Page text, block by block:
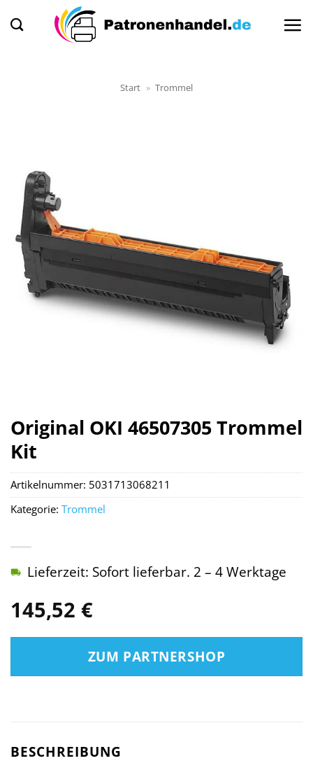
Inhalt
Start » Trommel
Original OKI 46507305 Trommel
Kit
145,52 €
Lieferzeit: Sofort lieferbar. 2 – 4 Werktage
ZUM PARTNERSHOP
Artikelnummer: 5031713068211
Kategorie: Trommel
BESCHREIBUNG